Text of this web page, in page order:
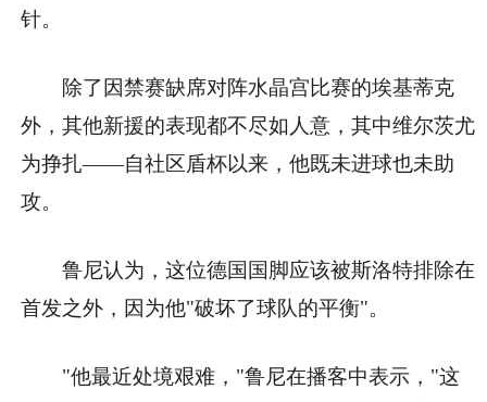
针。
除了因禁赛缺席对阵水晶宫比赛的埃基蒂克
外，其他新援的表现都不尽如人意，其中维尔茨尤
为挣扎——自社区盾杯以来，他既未进球也未助
攻。
鲁尼认为，这位德国国脚应该被斯洛特排除在
首发之外，因为他"破坏了球队的平衡"。
"他最近处境艰难，"鲁尼在播客中表示，"这